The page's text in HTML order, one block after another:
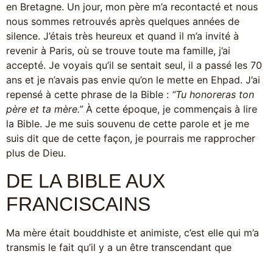
en Bretagne. Un jour, mon père m’a recontacté et nous
nous sommes retrouvés après quelques années de
silence. J’étais très heureux et quand il m’a invité à
revenir à Paris, où se trouve toute ma famille, j’ai
accepté. Je voyais qu’il se sentait seul, il a passé les 70
ans et je n’avais pas envie qu’on le mette en Ehpad. J’ai
repensé à cette phrase de la Bible : “Tu honoreras ton
père et ta mère.”À cette époque, je commençais à lire
la Bible. Je me suis souvenu de cette parole et je me
suis dit que de cette façon, je pourrais me rapprocher
plus de Dieu.
DE LA BIBLE AUX
FRANCISCAINS
Ma mère était bouddhiste et animiste, c’est elle qui m’a
transmis le fait qu’il y a un être transcendant que